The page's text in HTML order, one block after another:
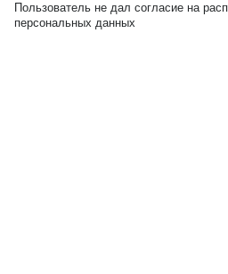
Пользователь не дал согласие на
персональных данных